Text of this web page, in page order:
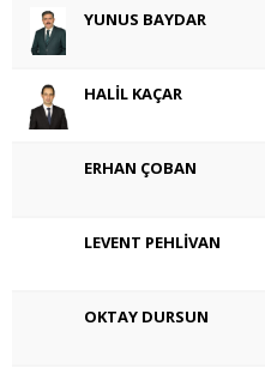
YUNUS BAYDAR
HALİL KAÇAR
ERHAN ÇOBAN
LEVENT PEHLİVAN
OKTAY DURSUN